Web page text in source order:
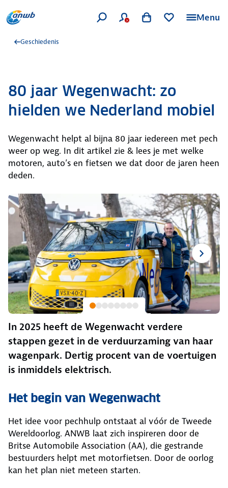
Menu
Geschiedenis
80 jaar Wegenwacht: zo
hielden we Nederland mobiel
Wegenwacht helpt al bijna 80 jaar iedereen met pech
weer op weg. In dit artikel zie & lees je met welke
motoren, auto’s en fietsen we dat door de jaren heen
deden.
In 2025 heeft de Wegenwacht verdere
stappen gezet in de verduurzaming van haar
wagenpark. Dertig procent van de voertuigen
is inmiddels elektrisch.
Het begin van Wegenwacht
Het idee voor pechhulp ontstaat al vóór de Tweede
Wereldoorlog. ANWB laat zich inspireren door de
Britse Automobile Association (AA), die gestrande
bestuurders helpt met motorfietsen. Door de oorlog
kan het plan niet meteen starten.